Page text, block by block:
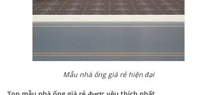
Mẫu nhà ống giá rẻ hiện đại